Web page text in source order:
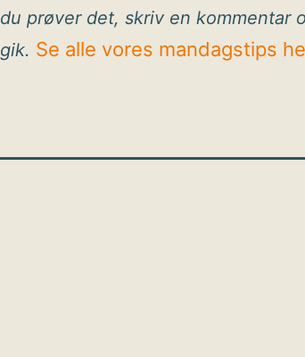
du prøver det, skriv en kommentar
gik. Se alle vores mandagstips